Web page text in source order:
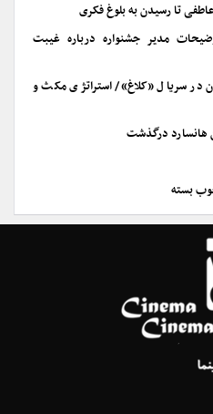
تا رسیدن به بلوغ فکری
فیلم ونیز ۲۰۲۶؛ توضیحات مدیر جشنواره درباره غیبت
در سریال «کلاغ»/ استراتژی مکث و
هانسارد درگذشت
بسته